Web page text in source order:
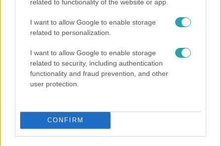
related to functionality of the website or app.
I want to allow Google to enable storage
related to personalization.
I want to allow Google to enable storage
related to security, including authentication
functionality and fraud prevention, and other
user protection.
CONFIRM
2022. december 17. 18:14
Újabb gyomrost kapnak a napelemesek, több
tízezer felhasználó jár pórul
egy új rendelet már a működő napelemeknél is beszünteti
a kedvező éves szaldó elszámolást. Azaz a szolgáltató a
jövőben nem ad áramot a felhasználónak a nyáron